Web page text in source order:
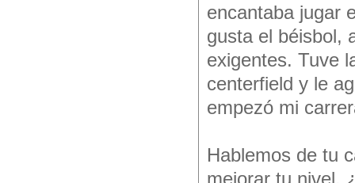
encantaba jugar
gusta el béisbol,
exigentes. Tuve
centerfield y le
empezó mi
Hablemos de tu